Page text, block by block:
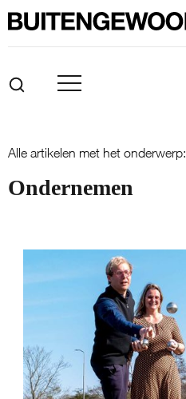
Alle artikelen met het onderwerp:
Ondernemen